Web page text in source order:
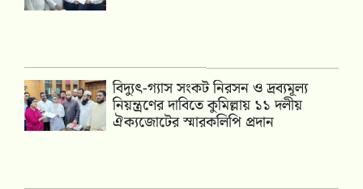
‎বিদ্যুৎ-গ্যাস সংকট নিরসন ও দ্রব্যমূল্য
নিয়ন্ত্রণের দাবিতে কুমিল্লায় ১১ দলীয়
ঐক‍্যজোটের স্মারকলিপি প্রদান